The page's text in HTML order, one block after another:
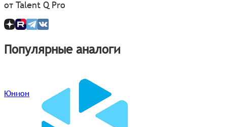
от Talent Q Pro
Популярные аналоги
Юнион